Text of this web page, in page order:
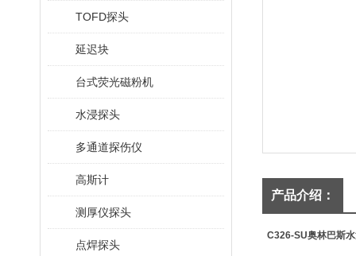
TOFD探头
延迟块
台式荧光磁粉机
水浸探头
多通道探伤仪
高斯计
测厚仪探头
点焊探头
产品介绍：
C326-SU奥林巴斯